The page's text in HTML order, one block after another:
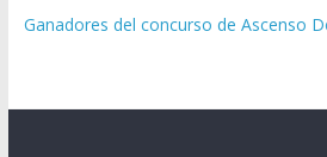
Ganadores del concurso de Ascenso